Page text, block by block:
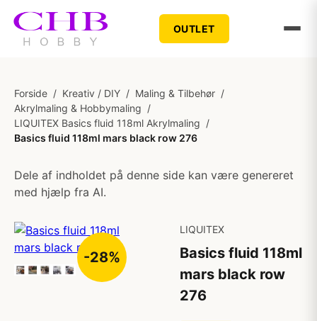
OUTLET
Forside / Kreativ / DIY / Maling & Tilbehør /
Akrylmaling & Hobbymaling /
LIQUITEX Basics fluid 118ml Akrylmaling /
Basics fluid 118ml mars black row 276
Dele af indholdet på denne side kan være genereret
med hjælp fra AI.
-28%
LIQUITEX
Basics fluid 118ml
mars black row
276